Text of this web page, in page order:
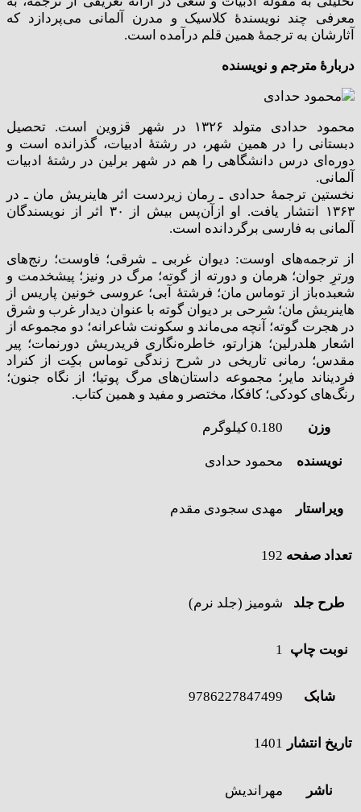
معرفی چند نویسندۀ کلاسیک و مدرن آلمانی می‌پردازد که
آثارشان به ترجمۀ همین قلم درآمده است.
دربارۀ مترجم و نویسنده
محمود حدادی متولد ۱۳۲۶ در شهر قزوین است. تحصیل
دبستانی را در همین شهر، در رشتۀ ادبیات، گذرانده است و
دوره‌ای درس دانشگاهی را هم در شهر برلین در رشتۀ ادبیات
آلمانی.
نخستین ترجمۀ حدادی ـ رمان زیردست اثر هاینریش مان ـ در
۱۳۶۳ انتشار یافت. او ازآن‌پس بیش از ۳۰ اثر از نویسندگان
آلمانی به فارسی برگردانده است.
از ترجمه‌های اوست: دیوان غربی ـ شرقی؛ فاوست؛ رنج‌های
ورترِ جوان؛ هرمان و دورته از گوته؛ مرگ در ونیز؛ پیشخدمت و
شعبده‌باز از توماس‌ مان؛ فرشتۀ آبی؛ عروسی خونین پاریس از
هاینریش مان؛ شرحی بر دیوان گوته با عنوان دیدار غرب و شرق
در هجرت گوته؛ آنچه می‌ماند و سکونت شاعرانه؛ دو مجموعه از
اشعار هلدرلین؛ هزارتو، خاطره‌نگاری فریدریش دورنمات؛ پیر
مقدس؛ رمانی تاریخی در شرح زندگی توماس بکِت از کنراد
فردیناند مایر؛ مجموعه داستان‌های مرگ پوتیا؛ از نگاه جنون؛
رنگ‌های کودکی؛ کافکا، مختصر و مفید و همین کتاب.
وزن 0.180 کیلوگرم
نویسنده محمود حدادی
ویراستار مهدی سجودی مقدم
تعداد صفحه 192
طرح جلد شومیز (جلد نرم)
نوبت چاپ 1
شابک 9786227847499
تاریخ انتشار 1401
ناشر مهراندیش